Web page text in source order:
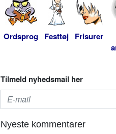
Ordsprog Festtøj Frisurer
Tilmeld nyhedsmail her
Nyeste kommentarer